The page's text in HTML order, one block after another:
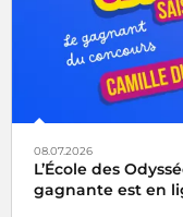
08.07.2026
L’École des
gagnante est en